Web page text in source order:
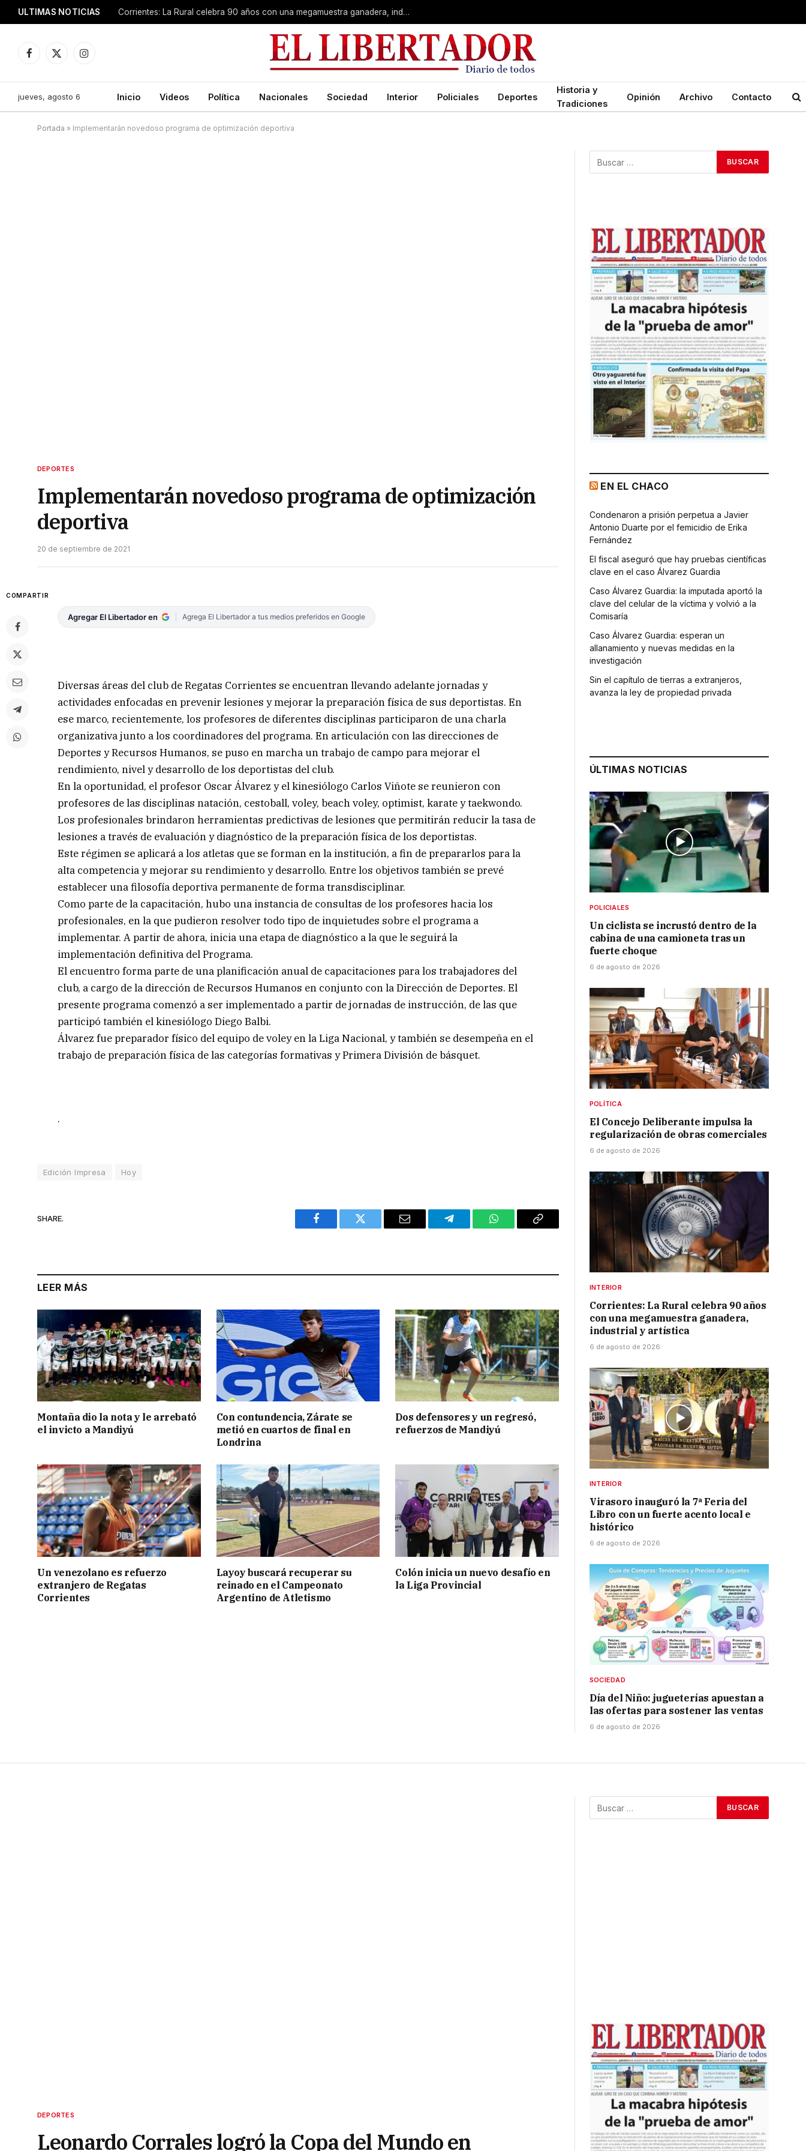
ULTIMAS NOTICIAS Corrientes: La Rural celebra 90 años con una megamuestra ganadera, industrial y artística
Facebook
X
Instagram
jueves, agosto 6 Inicio Videos Política Nacionales Sociedad Interior Policiales Deportes
Historia y
Tradiciones
Opinión Archivo Contacto
Portada » Implementarán novedoso programa de optimización deportiva
DEPORTES
Implementarán novedoso programa de optimización
deportiva
20 de septiembre de 2021
COMPARTIR
Agregar El Libertador en Agrega El Libertador a tus medios preferidos en Google
Diversas áreas del club de Regatas Corrientes se encuentran llevando adelante jornadas y
actividades enfocadas en prevenir lesiones y mejorar la preparación física de sus deportistas. En
ese marco, recientemente, los profesores de diferentes disciplinas participaron de una charla
organizativa junto a los coordinadores del programa. En articulación con las direcciones de
Deportes y Recursos Humanos, se puso en marcha un trabajo de campo para mejorar el
rendimiento, nivel y desarrollo de los deportistas del club.
En la oportunidad, el profesor Oscar Álvarez y el kinesiólogo Carlos Viñote se reunieron con
profesores de las disciplinas natación, cestoball, voley, beach voley, optimist, karate y taekwondo.
Los profesionales brindaron herramientas predictivas de lesiones que permitirán reducir la tasa de
lesiones a través de evaluación y diagnóstico de la preparación física de los deportistas.
Este régimen se aplicará a los atletas que se forman en la institución, a fin de prepararlos para la
alta competencia y mejorar su rendimiento y desarrollo. Entre los objetivos también se prevé
establecer una filosofía deportiva permanente de forma transdisciplinar.
Como parte de la capacitación, hubo una instancia de consultas de los profesores hacia los
profesionales, en la que pudieron resolver todo tipo de inquietudes sobre el programa a
implementar. A partir de ahora, inicia una etapa de diagnóstico a la que le seguirá la
implementación definitiva del Programa.
El encuentro forma parte de una planificación anual de capacitaciones para los trabajadores del
club, a cargo de la dirección de Recursos Humanos en conjunto con la Dirección de Deportes. El
presente programa comenzó a ser implementado a partir de jornadas de instrucción, de las que
participó también el kinesiólogo Diego Balbi.
Álvarez fue preparador físico del equipo de voley en la Liga Nacional, y también se desempeña en el
trabajo de preparación física de las categorías formativas y Primera División de básquet.
.
Edición Impresa Hoy
SHARE.
Facebook Twitter Email Telegram WhatsAppCopy
LEER MÁS
Montaña dio la nota y le arrebató
el invicto a Mandiyú
Con contundencia, Zárate se
metió en cuartos de final en
Londrina
Dos defensores y un regresó,
refuerzos de Mandiyú
Un venezolano es refuerzo
extranjero de Regatas
Corrientes
Layoy buscará recuperar su
reinado en el Campeonato
Argentino de Atletismo
Colón inicia un nuevo desafío en
la Liga Provincial
EN EL CHACO
Condenaron a prisión perpetua a Javier
Antonio Duarte por el femicidio de Erika
Fernández
El fiscal aseguró que hay pruebas científicas
clave en el caso Álvarez Guardia
Caso Álvarez Guardia: la imputada aportó la
clave del celular de la víctima y volvió a la
Comisaría
Caso Álvarez Guardia: esperan un
allanamiento y nuevas medidas en la
investigación
Sin el capítulo de tierras a extranjeros,
avanza la ley de propiedad privada
ÚLTIMAS NOTICIAS
POLICIALES
Un ciclista se incrustó dentro de la
cabina de una camioneta tras un
fuerte choque
6 de agosto de 2026
POLÍTICA
El Concejo Deliberante impulsa la
regularización de obras comerciales
6 de agosto de 2026
INTERIOR
Corrientes: La Rural celebra 90 años
con una megamuestra ganadera,
industrial y artística
6 de agosto de 2026
INTERIOR
Virasoro inauguró la 7ª Feria del
Libro con un fuerte acento local e
histórico
6 de agosto de 2026
SOCIEDAD
Día del Niño: jugueterías apuestan a
las ofertas para sostener las ventas
6 de agosto de 2026
DEPORTES
Leonardo Corrales logró la Copa del Mundo en